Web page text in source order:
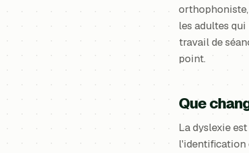
les adultes
travail de
point.
Que
La dyslexie
l'identification